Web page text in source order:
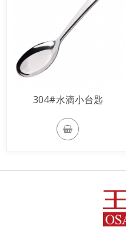
304#水滴小台匙